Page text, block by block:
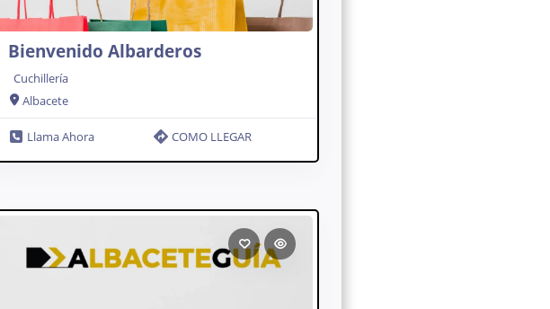
Bienvenido Albarderos
Cuchillería
Albacete
Llama Ahora COMO LLEGAR